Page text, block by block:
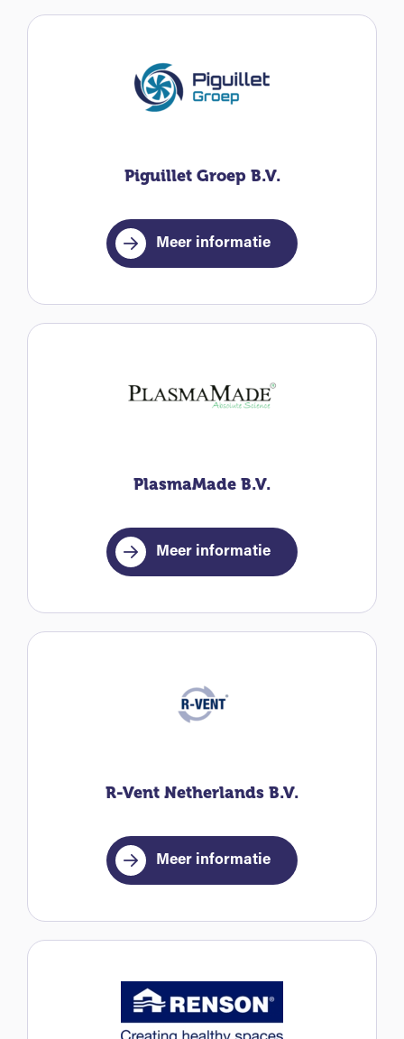
Piguillet Groep B.V.
Meer informatie
PlasmaMade B.V.
Meer informatie
R-Vent Netherlands B.V.
Meer informatie